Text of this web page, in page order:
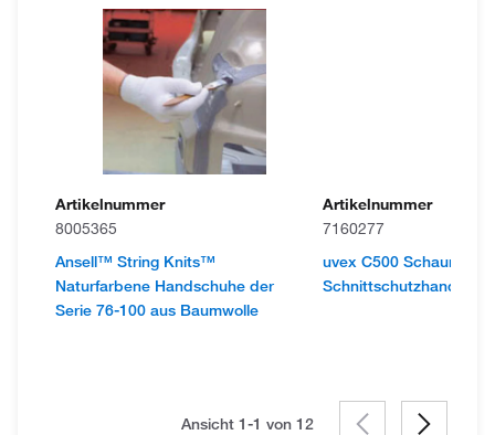
Artikelnummer
8005365
Ansell™ String Knits™
Naturfarbene Handschuhe der
Serie 76-100 aus Baumwolle
Artikelnummer
7160277
uvex C500
Ansicht 1-1 von 12